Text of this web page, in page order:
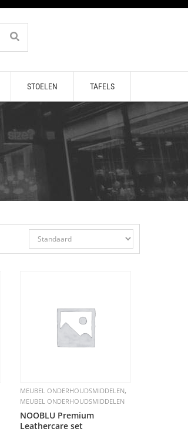
STOELEN TAFELS
MEUBEL ONDERHOUDSMIDDELEN,
MEUBEL ONDERHOUDSMIDDELEN
NOOBLU Premium
Leathercare set